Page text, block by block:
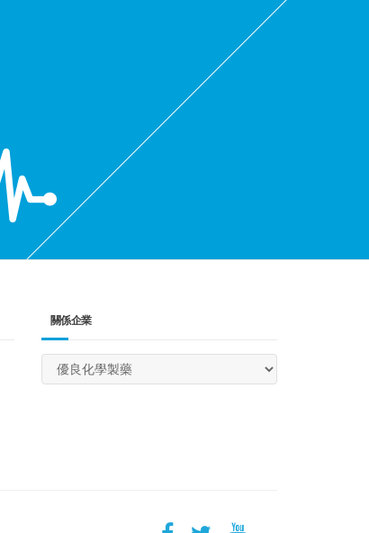
關係企業
(success)